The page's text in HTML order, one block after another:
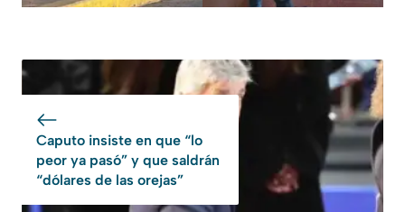
Caputo insiste en que “lo
peor ya pasó” y que saldrán
“dólares de las orejas”